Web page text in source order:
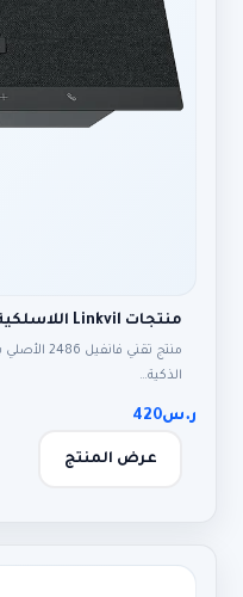
منتجات Linkvil اللاسلكية UC CS40
منتج تقني
الذكية…
ر.س420
عرض المنتج